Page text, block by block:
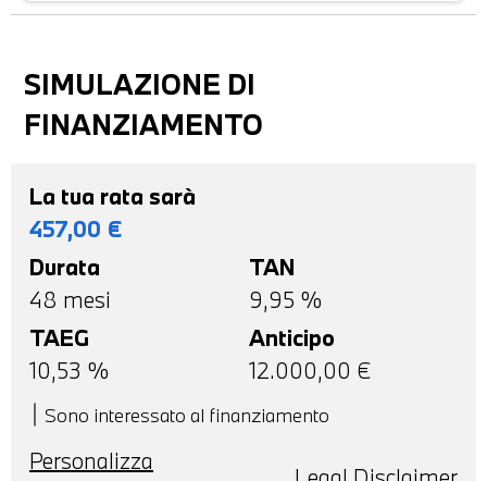
SIMULAZIONE DI
FINANZIAMENTO
La tua rata sarà
457,00 €
Durata
48 mesi
TAN
9,95 %
TAEG
10,53 %
Anticipo
12.000,00 €
Sono interessato al finanziamento
Personalizza